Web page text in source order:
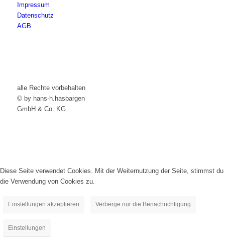
Impressum
Datenschutz
AGB
alle Rechte vorbehalten
© by hans-h.hasbargen
GmbH & Co. KG
Diese Seite verwendet Cookies. Mit der Weiternutzung der Seite, stimmst du
die Verwendung von Cookies zu.
Einstellungen akzeptieren Verberge nur die Benachrichtigung
Einstellungen